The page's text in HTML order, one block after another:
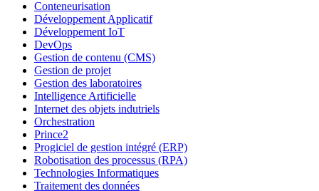
Conteneurisation
Développement Applicatif
Développement IoT
DevOps
Gestion de contenu (CMS)
Gestion de projet
Gestion des laboratoires
Intelligence Artificielle
Internet des objets indutriels
Orchestration
Prince2
Progiciel de gestion intégré (ERP)
Robotisation des processus (RPA)
Technologies Informatiques
Traitement des données